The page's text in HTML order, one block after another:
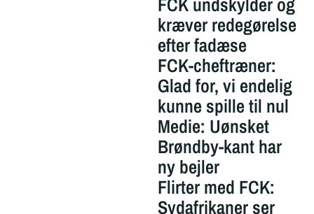
kræver redegørelse
efter fadæse
FCK-cheftræner:
Glad for, vi endelig
kunne spille til nul
Medie: Uønsket
Brøndby-kant har
ny bejler
Flirter med FCK:
Sydafrikaner ser